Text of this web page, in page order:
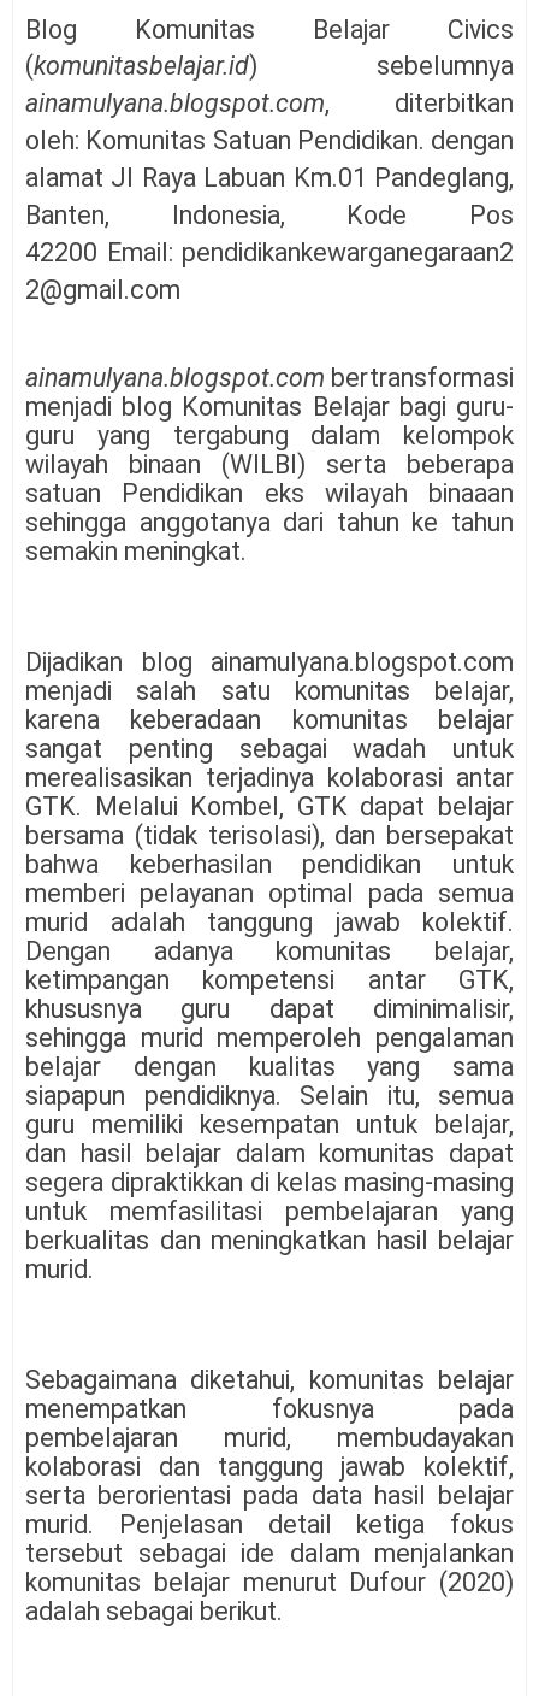
Blog Komunitas Belajar Civics
(komunitasbelajar.id) sebelumnya
ainamulyana.blogspot.com, diterbitkan
oleh: Komunitas Satuan Pendidikan. dengan
alamat Jl Raya Labuan Km.01 Pandeglang,
Banten, Indonesia, Kode Pos
42200 Email: pendidikankewarganegaraan2
2@gmail.com
ainamulyana.blogspot.com bertransformasi
menjadi blog Komunitas Belajar bagi guru-
guru yang tergabung dalam kelompok
wilayah binaan (WILBI) serta beberapa
satuan Pendidikan eks wilayah binaaan
sehingga anggotanya dari tahun ke tahun
semakin meningkat.
Dijadikan blog ainamulyana.blogspot.com
menjadi salah satu komunitas belajar,
karena keberadaan komunitas belajar
sangat penting sebagai wadah untuk
merealisasikan terjadinya kolaborasi antar
GTK. Melalui Kombel, GTK dapat belajar
bersama (tidak terisolasi), dan bersepakat
bahwa keberhasilan pendidikan untuk
memberi pelayanan optimal pada semua
murid adalah tanggung jawab kolektif.
Dengan adanya komunitas belajar,
ketimpangan kompetensi antar GTK,
khususnya guru dapat diminimalisir,
sehingga murid memperoleh pengalaman
belajar dengan kualitas yang sama
siapapun pendidiknya. Selain itu, semua
guru memiliki kesempatan untuk belajar,
dan hasil belajar dalam komunitas dapat
segera dipraktikkan di kelas masing-masing
untuk memfasilitasi pembelajaran yang
berkualitas dan meningkatkan hasil belajar
murid.
Sebagaimana diketahui, komunitas belajar
menempatkan fokusnya pada
pembelajaran murid, membudayakan
kolaborasi dan tanggung jawab kolektif,
serta berorientasi pada data hasil belajar
murid. Penjelasan detail ketiga fokus
tersebut sebagai ide dalam menjalankan
komunitas belajar menurut Dufour (2020)
adalah sebagai berikut.